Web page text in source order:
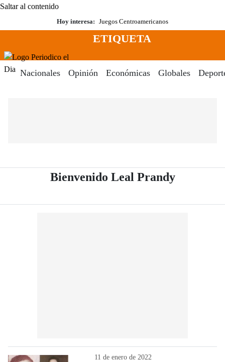
Saltar al contenido
Hoy interesa: Juegos Centroamericanos
Menú
ETIQUETA
Nacionales Opinión Económicas Globales
Bienvenido Leal Prandy-
11 de enero de 2022